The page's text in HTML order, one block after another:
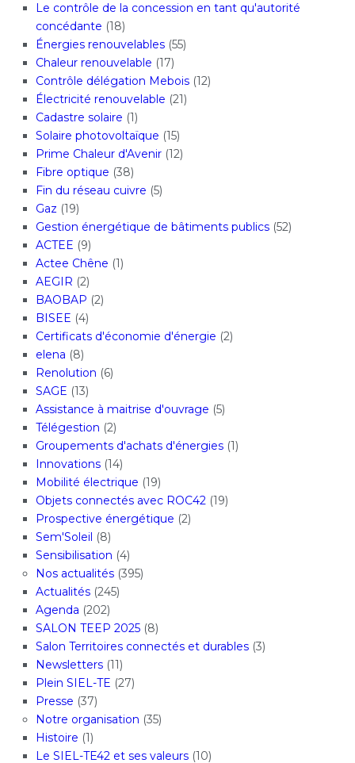
Le contrôle de la concession en tant qu'autorité
concédante (18)
Énergies renouvelables(55)
Chaleur renouvelable (17)
Contrôle délégation Mebois(12)
Électricité renouvelable (21)
Cadastre solaire (1)
Solaire photovoltaïque (15)
Prime Chaleur d'Avenir(12)
Fibre optique (38)
Fin du réseau cuivre (5)
Gaz (19)
Gestion énergétique de bâtiments publics(52)
ACTEE (9)
Actee Chêne (1)
AEGIR (2)
BAOBAP (2)
BISEE (4)
Certificats d'économie d'énergie (2)
elena (8)
Renolution (6)
SAGE (13)
Assistance à maitrise d'ouvrage (5)
Télégestion (2)
Groupements d'achats d'énergies(1)
Innovations(14)
Mobilité électrique (19)
Objets connectés avec ROC42(19)
Prospective énergétique (2)
Sem'Soleil (8)
Sensibilisation (4)
Nos actualités(395)
Actualités(245)
Agenda (202)
SALON TEEP 2025(8)
Salon Territoires connectés et durables(3)
Newsletters(11)
Plein SIEL-TE (27)
Presse (37)
Notre organisation (35)
Histoire (1)
Le SIEL-TE42 et ses valeurs(10)